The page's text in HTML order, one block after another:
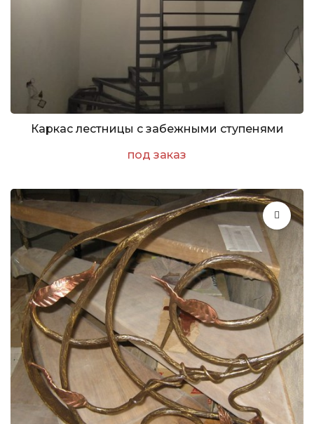
Каркас лестницы с забежными ступенями
под заказ